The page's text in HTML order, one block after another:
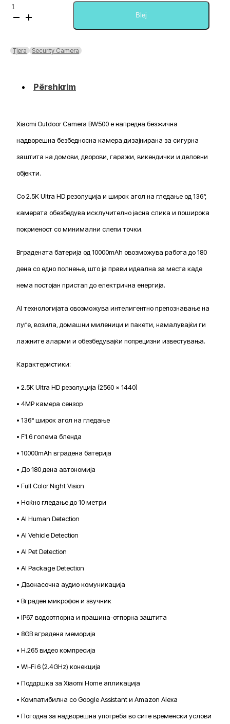
Sasi
Xiaomi
BW500
Blej
Tjera Security Camera
Përshkrim
Xiaomi Outdoor Camera BW500 е напредна безжична
надворешна безбедносна камера дизајнирана за сигурна
заштита на домови, дворови, гаражи, викендички и деловни
објекти.
Со 2.5K Ultra HD резолуција и широк агол на гледање од 136°,
камерата обезбедува исклучително јасна слика и поширока
покриеност со минимални слепи точки.
Вградената батерија од 10000mAh овозможува работа до 180
дена со едно полнење, што ја прави идеална за места каде
нема постојан пристап до електрична енергија.
AI технологијата овозможува интелигентно препознавање на
луѓе, возила, домашни миленици и пакети, намалувајќи ги
лажните аларми и обезбедувајќи попрецизни известувања.
Карактеристики:
• 2.5K Ultra HD резолуција (2560 × 1440)
• 4MP камера сензор
• 136° широк агол на гледање
• F1.6 голема бленда
• 10000mAh вградена батерија
• До 180 дена автономија
• Full Color Night Vision
• Ноќно гледање до 10 метри
• AI Human Detection
• AI Vehicle Detection
• AI Pet Detection
• AI Package Detection
• Двонасочна аудио комуникација
• Вграден микрофон и звучник
• IP67 водоотпорна и прашина-отпорна заштита
• 8GB вградена меморија
• H.265 видео компресија
• Wi-Fi 6 (2.4GHz) конекција
• Поддршка за Xiaomi Home апликација
• Компатибилна со Google Assistant и Amazon Alexa
• Погодна за надворешна употреба во сите временски услови